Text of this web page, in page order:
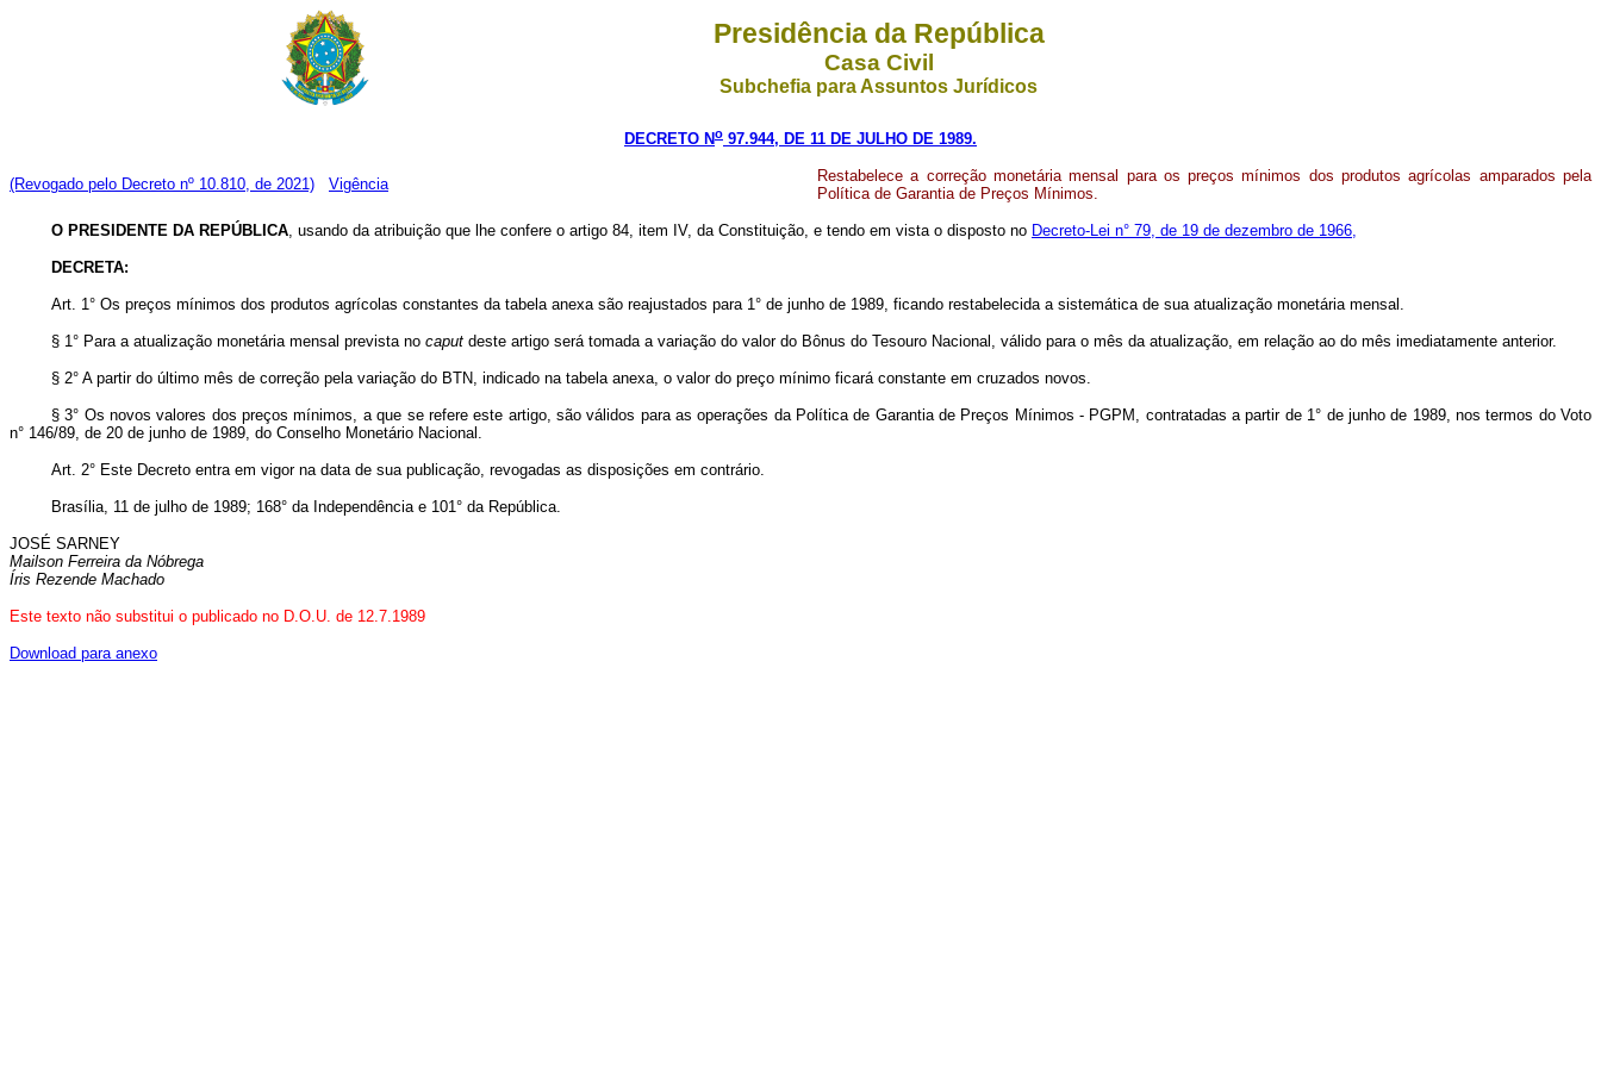
Presidência da República
Casa Civil
Subchefia para Assuntos Jurídicos
DECRETO No 97.944, DE 11 DE JULHO DE 1989.
(Revogado pelo Decreto nº 10.810, de 2021) Vigência
Restabelece a correção monetária mensal para os preços mínimos dos produtos agrícolas amparados pela
Política de Garantia de Preços Mínimos.
O PRESIDENTE DA REPÚBLICA, usando da atribuição que lhe confere o artigo 84, item IV, da Constituição, e tendo em vista o disposto no Decreto-Lei n° 79, de 19 de dezembro de 1966,
DECRETA:
Art. 1° Os preços mínimos dos produtos agrícolas constantes da tabela anexa são reajustados para 1° de junho de 1989, ficando restabelecida a sistemática de sua atualização monetária mensal.
§ 1° Para a atualização monetária mensal prevista no caput deste artigo será tomada a variação do valor do Bônus do Tesouro Nacional, válido para o mês da atualização, em relação ao do mês imediatamente anterior.
§ 2° A partir do último mês de correção pela variação do BTN, indicado na tabela anexa, o valor do preço mínimo ficará constante em cruzados novos.
§ 3° Os novos valores dos preços mínimos, a que se refere este artigo, são válidos para as operações da Política de Garantia de Preços Mínimos - PGPM, contratadas a partir de 1° de junho de 1989, nos termos do Voto
n° 146/89, de 20 de junho de 1989, do Conselho Monetário Nacional.
Art. 2° Este Decreto entra em vigor na data de sua publicação, revogadas as disposições em contrário.
Brasília, 11 de julho de 1989; 168° da Independência e 101° da República.
JOSÉ SARNEY
Mailson Ferreira da Nóbrega
Íris Rezende Machado
Este texto não substitui o publicado no D.O.U. de 12.7.1989
Download para anexo